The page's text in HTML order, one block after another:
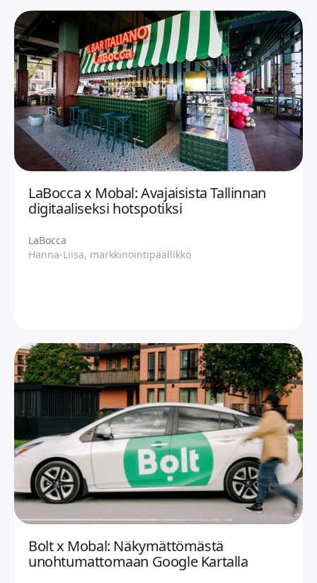
LaBocca x Mobal: Avajaisista Tallinnan
digitaaliseksi hotspotiksi
LaBocca
Hanna-Liisa, markkinointipäällikkö
Bolt x Mobal: Näkymättömästä
unohtumattomaan Google Kartalla